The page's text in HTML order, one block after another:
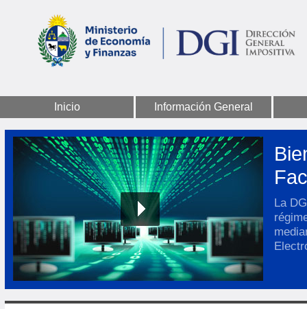
Inicio Información General
La